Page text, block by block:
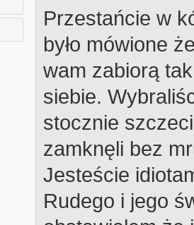
Przestańcie w
było mówione
wam zabiorą
siebie.
stocznie
zamknęli bez
Jesteście
Rudego i jego